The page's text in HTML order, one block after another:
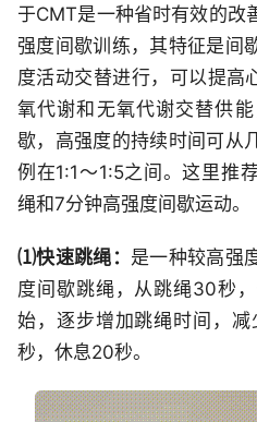
于CMT是一种省时有效的改
强度间歇训练，其特征是间
度活动交替进行，可以提高
氧代谢和无氧代谢交替供
歇，高强度的持续时间可从
例在1:1～1:5之间。这里推
绳和7分钟高强度间歇运动。
⑴快速跳绳： 是一种较高强
度间歇跳绳，从跳绳30秒
始，逐步增加跳绳时间，
秒，休息20秒。